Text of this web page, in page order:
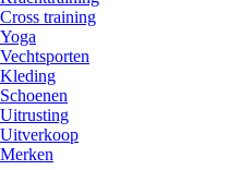
Cross training
Yoga
Vechtsporten
Kleding
Schoenen
Uitrusting
Uitverkoop
Merken